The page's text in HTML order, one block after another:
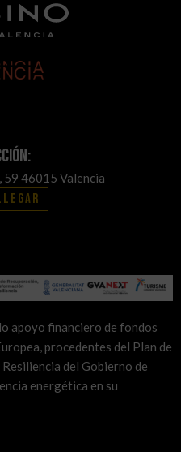
59 46015 Valencia
apoyo financiero de fondos
procedentes del Plan de
del Gobierno de
energética en su